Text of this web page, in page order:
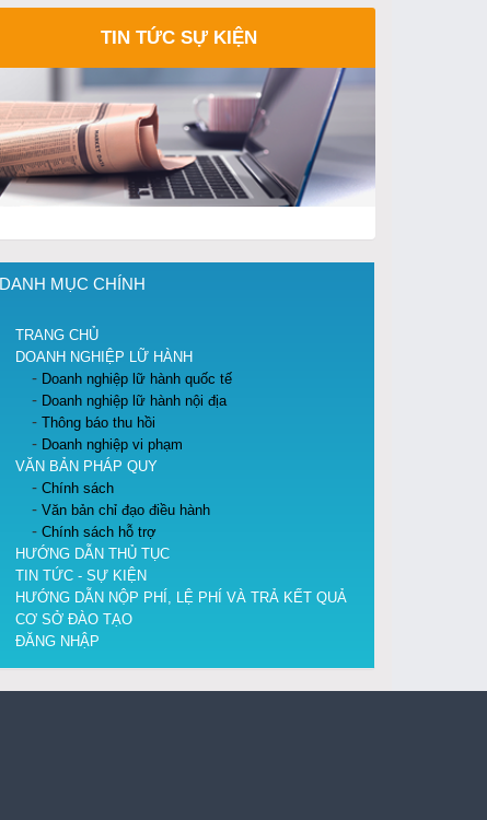
TIN TỨC SỰ KIỆN
DANH MỤC CHÍNH
TRANG CHỦ
DOANH NGHIỆP LỮ HÀNH
Doanh nghiệp lữ hành quốc tế
Doanh nghiệp lữ hành nội địa
Thông báo thu hồi
Doanh nghiệp vi phạm
VĂN BẢN PHÁP QUY
Chính sách
Văn bản chỉ đạo điều hành
Chính sách hỗ trợ
HƯỚNG DẪN THỦ TỤC
TIN TỨC - SỰ KIỆN
HƯỚNG DẪN NỘP PHÍ, LỆ PHÍ VÀ TRẢ KẾT QUẢ
CƠ SỞ ĐÀO TẠO
ĐĂNG NHẬP